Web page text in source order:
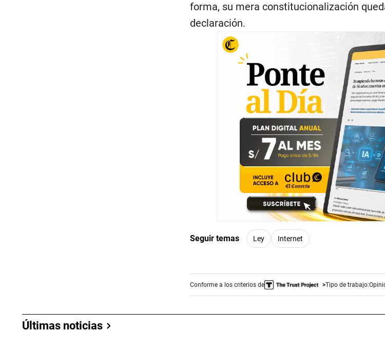
forma, su mera constitucionalización
declaración.
Seguir temas Ley Internet
Conforme a los criterios de Tipo de trabajo:
Últimas noticias